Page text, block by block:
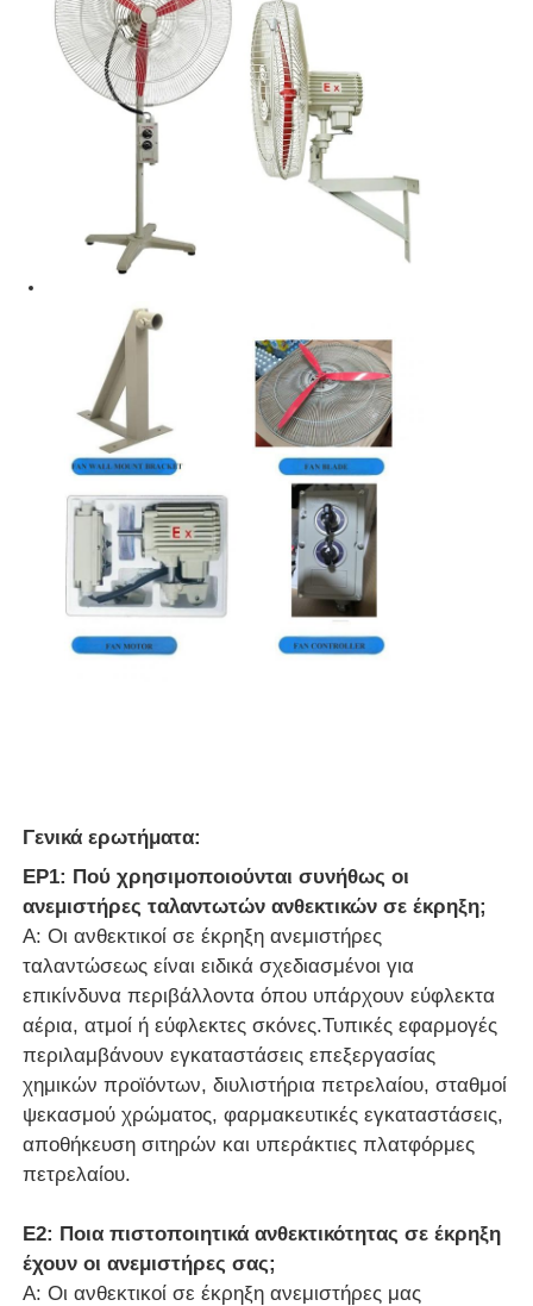
Πυροσβεστικό κουτί
αντιεκρηκτικός διακόπτης
Γενικά ερωτήματα:
ΕΡ1: Πού χρησιμοποιούνται συνήθως οι
ανεμιστήρες ταλαντωτών ανθεκτικών σε έκρηξη;
Α: Οι ανθεκτικοί σε έκρηξη ανεμιστήρες
ταλαντώσεως είναι ειδικά σχεδιασμένοι για
επικίνδυνα περιβάλλοντα όπου υπάρχουν εύφλεκτα
αέρια, ατμοί ή εύφλεκτες σκόνες.Τυπικές εφαρμογές
περιλαμβάνουν εγκαταστάσεις επεξεργασίας
χημικών προϊόντων, διυλιστήρια πετρελαίου, σταθμοί
ψεκασμού χρώματος, φαρμακευτικές εγκαταστάσεις,
αποθήκευση σιτηρών και υπεράκτιες πλατφόρμες
πετρελαίου.
Ε2: Ποια πιστοποιητικά ανθεκτικότητας σε έκρηξη
έχουν οι ανεμιστήρες σας;
Α: Οι ανθεκτικοί σε έκρηξη ανεμιστήρες μας